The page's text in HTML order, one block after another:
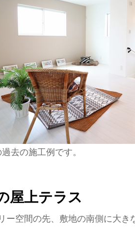
去の施工例です。
屋上テラス
ー空間の先、敷地の南側に大